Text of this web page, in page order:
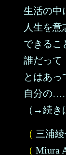
生活の中
人生を
できるこ
誰だって
とはあっ
自分の
（→続き
（ 三浦
（ Miura